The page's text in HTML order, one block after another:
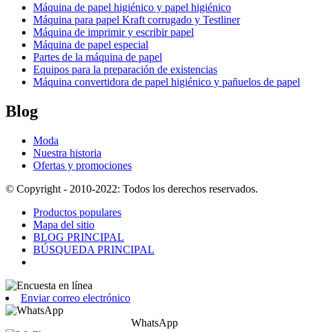
Máquina de papel higiénico y papel higiénico
Máquina para papel Kraft corrugado y Testliner
Máquina de imprimir y escribir papel
Máquina de papel especial
Partes de la máquina de papel
Equipos para la preparación de existencias
Máquina convertidora de papel higiénico y pañuelos de papel
Blog
Moda
Nuestra historia
Ofertas y promociones
© Copyright - 2010-2022: Todos los derechos reservados.
Productos populares
Mapa del sitio
BLOG PRINCIPAL
BÚSQUEDA PRINCIPAL
Enviar correo electrónico
WhatsApp